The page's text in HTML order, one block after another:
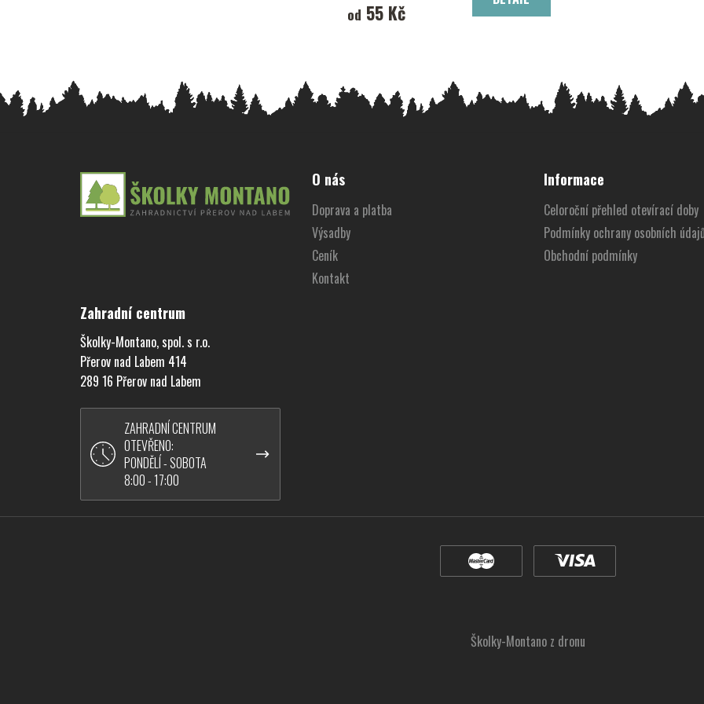
od 55 Kč
O nás
Doprava a platba
Výsadby
Ceník
Kontakt
Informace
Celoroční přehled otevírací doby
Podmínky ochrany osobních
Obchodní podmínky
Zahradní centrum
Školky-Montano, spol. s r.o.
Přerov nad Labem 414
289 16 Přerov nad Labem
ZAHRADNÍ CENTRUM
OTEVŘENO:
PONDĚLÍ - SOBOTA
8:00 - 17:00
Školky-Montano z dronu